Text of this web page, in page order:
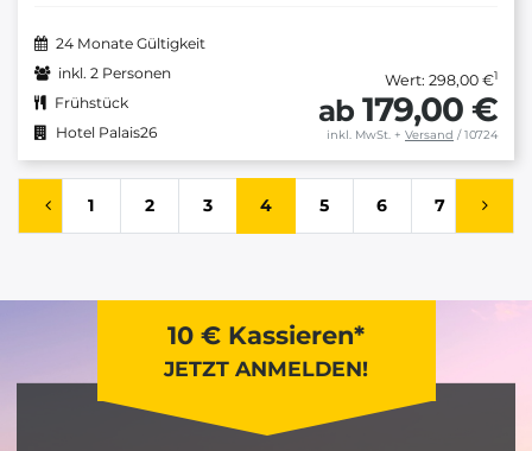
24 Monate Gültigkeit
inkl. 2 Personen
Frühstück
Hotel Palais26
Wert: 298,00 €1
ab 179,00 €
inkl. MwSt. + Versand / 10724
1 2 3 4 5 6 7
10 € Kassieren*
JETZT ANMELDEN!